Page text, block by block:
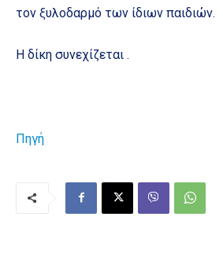
τον ξυλοδαρμό των ίδιων παιδιών.
Η δίκη συνεχίζεται .
Πηγή